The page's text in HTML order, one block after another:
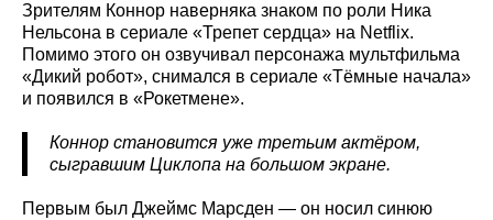
Зрителям Коннор наверняка знаком по роли Ника
Нельсона в сериале «Трепет сердца» на Netflix.
Помимо этого он озвучивал персонажа мультфильма
«Дикий робот», снимался в сериале «Тёмные начала»
и появился в «Рокетмене».
Коннор становится уже третьим актёром,
сыгравшим Циклопа на большом экране.
Первым был Джеймс Марсден — он носил синюю